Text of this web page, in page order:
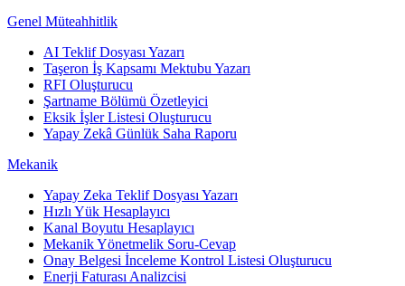
Genel Müteahhitlik
AI Teklif Dosyası Yazarı
Taşeron İş Kapsamı Mektubu Yazarı
RFI Oluşturucu
Şartname Bölümü Özetleyici
Eksik İşler Listesi Oluşturucu
Yapay Zekâ Günlük Saha Raporu
Mekanik
Yapay Zeka Teklif Dosyası Yazarı
Hızlı Yük Hesaplayıcı
Kanal Boyutu Hesaplayıcı
Mekanik Yönetmelik Soru-Cevap
Onay Belgesi İnceleme Kontrol Listesi Oluşturucu
Enerji Faturası Analizcisi